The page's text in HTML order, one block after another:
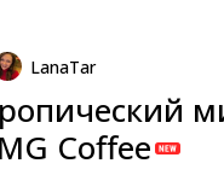
LanaTar
Coffee